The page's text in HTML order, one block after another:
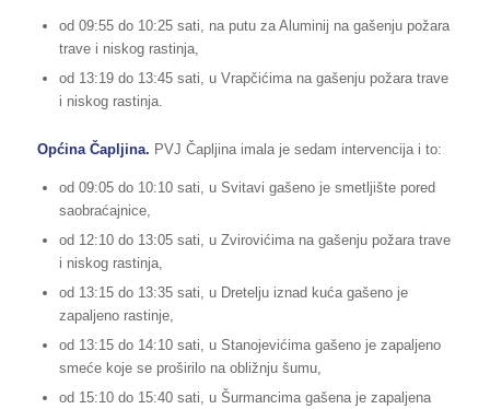
od 09:55 do 10:25 sati, na putu za Aluminij na gašenju požara
trave i niskog rastinja,
od 13:19 do 13:45 sati, u Vrapčićima na gašenju požara trave
i niskog rastinja.
Općina Čapljina. PVJ Čapljina imala je sedam intervencija i to:
od 09:05 do 10:10 sati, u Svitavi gašeno je smetljište pored
saobraćajnice,
od 12:10 do 13:05 sati, u Zvirovićima na gašenju požara trave
i niskog rastinja,
od 13:15 do 13:35 sati, u Dretelju iznad kuća gašeno je
zapaljeno rastinje,
od 13:15 do 14:10 sati, u Stanojevićima gašeno je zapaljeno
smeće koje se proširilo na obližnju šumu,
od 15:10 do 15:40 sati, u Šurmancima gašena je zapaljena